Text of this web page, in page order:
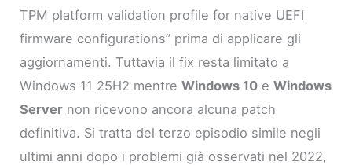
TPM platform validation profile for native UEFI
firmware configurations” prima di applicare gli
aggiornamenti. Tuttavia il fix resta limitato a
Windows 11 25H2 mentreWindows 10 eWindows
Server non ricevono ancora alcuna patch
definitiva. Si tratta del terzo episodio simile negli
ultimi anni dopo i problemi già osservati nel 2022,